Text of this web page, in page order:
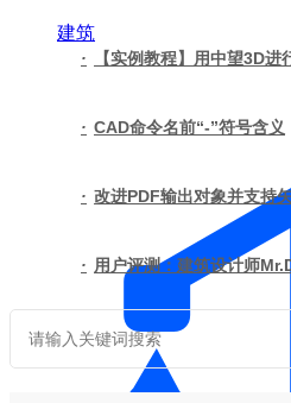
建筑
· 【实例教程】用中望3D进
· CAD命令名前“-”符号含义
· 改进PDF输出对象并支持
· 用户评测：建筑设计师